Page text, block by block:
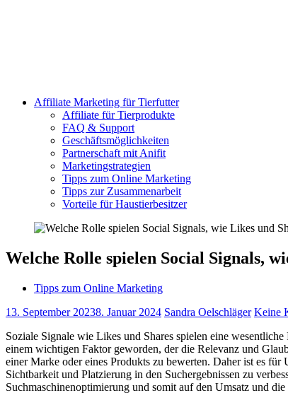
Affiliate Marketing für Tierfutter
Affiliate für Tierprodukte
FAQ & Support
Geschäftsmöglichkeiten
Partnerschaft mit Anifit
Marketingstrategien
Tipps zum Online Marketing
Tipps zur Zusammenarbeit
Vorteile für Haustierbesitzer
Welche Rolle spielen Social Signals,
Tipps zum Online Marketing
13. September 20238. Januar 2024 Sandra Oelschläger Keine
Soziale Signale wie Likes und Shares spielen eine
einem wichtigen Faktor geworden, der die Relevanz und
einer Marke oder eines Produkts zu bewerten. Daher ist es
Sichtbarkeit und Platzierung in den Suchergebnissen zu
Suchmaschinenoptimierung und somit auf den Umsatz und